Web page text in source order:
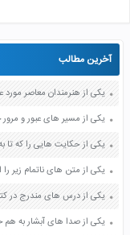
آخرین مطالب
یکی از مسیر های عبور و